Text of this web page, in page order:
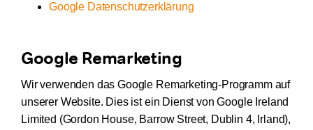
Google Datenschutzerklärung
Google Remarketing
Wir verwenden das Google Remarketing-Programm auf
unserer Website. Dies ist ein Dienst von Google Ireland
Limited (Gordon House, Barrow Street, Dublin 4, Irland),